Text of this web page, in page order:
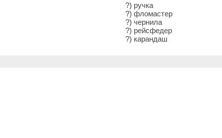
?) ручка
?) фломастер
?) чернила
?) рейсфедер
?) карандаш